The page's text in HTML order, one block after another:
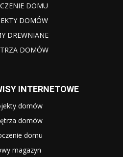
DOMU
DOMÓW
DREWNIANE
DOMÓW
INTERNETOWE
domów
domów
domu
magazyn